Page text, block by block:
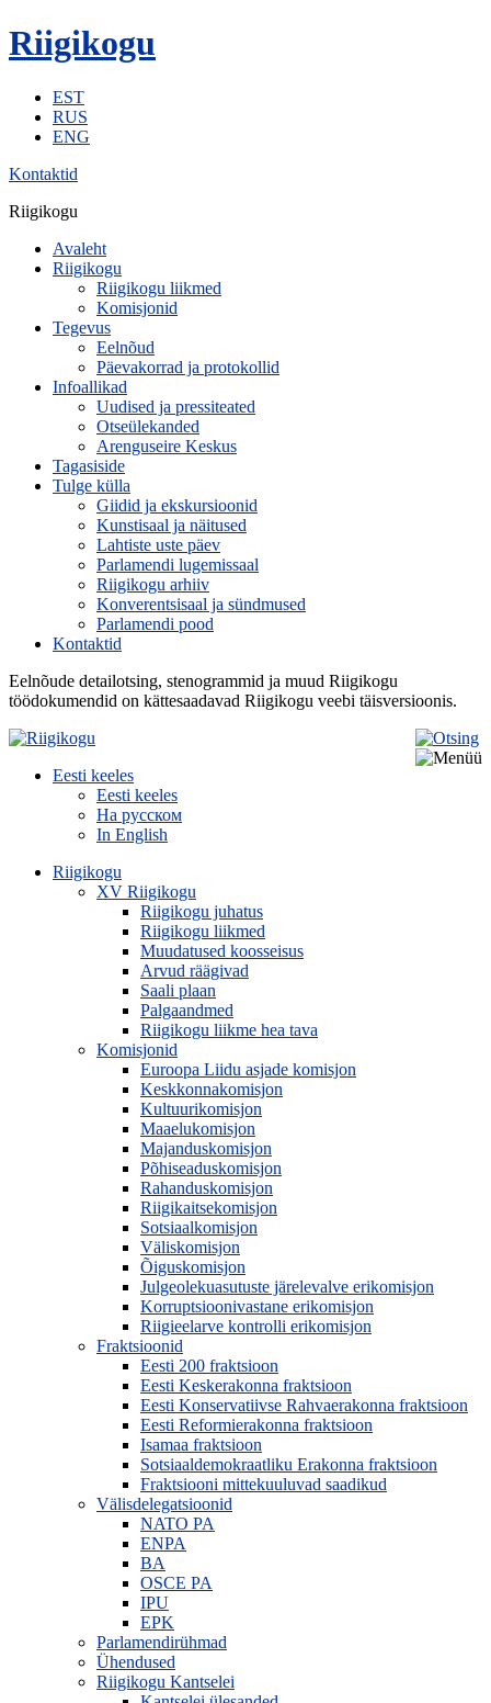
Riigikogu
EST
RUS
ENG
Kontaktid
Riigikogu
Avaleht
Riigikogu
Riigikogu liikmed
Komisjonid
Tegevus
Eelnõud
Päevakorrad ja protokollid
Infoallikad
Uudised ja pressiteated
Otseülekanded
Arenguseire Keskus
Tagasiside
Tulge külla
Giidid ja ekskursioonid
Kunstisaal ja näitused
Lahtiste uste päev
Parlamendi lugemissaal
Riigikogu arhiiv
Konverentsisaal ja sündmused
Parlamendi pood
Kontaktid
Eelnõude detailotsing, stenogrammid ja muud Riigikogu
töödokumendid on kättesaadavad Riigikogu veebi täisversioonis.
Eesti keeles
Eesti keeles
На русском
In English
Riigikogu
XV Riigikogu
Riigikogu juhatus
Riigikogu liikmed
Muudatused koosseisus
Arvud räägivad
Saali plaan
Palgaandmed
Riigikogu liikme hea tava
Komisjonid
Euroopa Liidu asjade komisjon
Keskkonnakomisjon
Kultuurikomisjon
Maaelukomisjon
Majanduskomisjon
Põhiseaduskomisjon
Rahanduskomisjon
Riigikaitsekomisjon
Sotsiaalkomisjon
Väliskomisjon
Õiguskomisjon
Julgeolekuasutuste järelevalve erikomisjon
Korruptsioonivastane erikomisjon
Riigieelarve kontrolli erikomisjon
Fraktsioonid
Eesti 200 fraktsioon
Eesti Keskerakonna fraktsioon
Eesti Konservatiivse Rahvaerakonna fraktsioon
Eesti Reformierakonna fraktsioon
Isamaa fraktsioon
Sotsiaaldemokraatliku Erakonna fraktsioon
Fraktsiooni mittekuuluvad saadikud
Välisdelegatsioonid
NATO PA
ENPA
BA
OSCE PA
IPU
EPK
Parlamendirühmad
Ühendused
Riigikogu Kantselei